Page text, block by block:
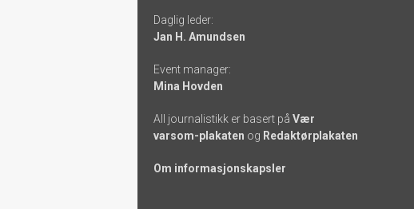
links
Daglig leder:
Jan H. Amundsen
Event manager:
Mina Hovden
All journalistikk er basert på Vær
varsom-plakaten og Redaktørplakaten
Om informasjonskapsler